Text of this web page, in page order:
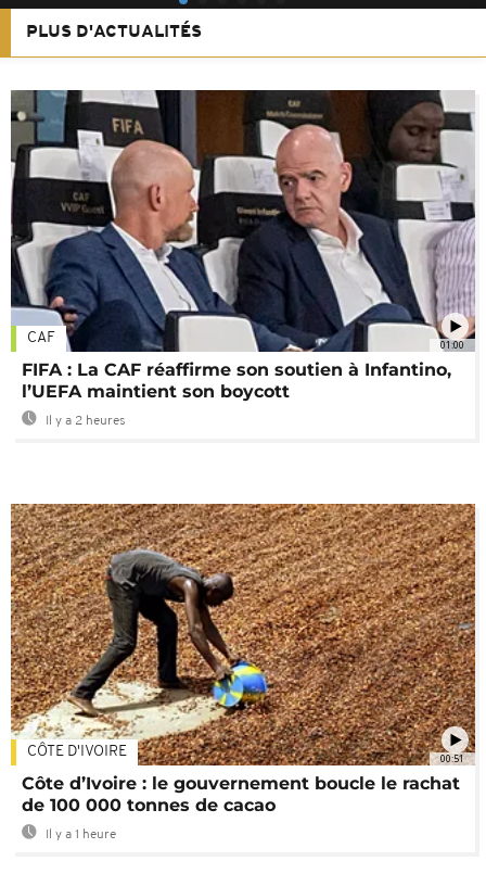
PLUS D'ACTUALITÉS
01:00
CAF
FIFA : La CAF réaffirme son soutien à Infantino,
l’UEFA maintient son boycott
Il y a 2 heures
00:51
CÔTE D'IVOIRE
Côte d’Ivoire : le gouvernement boucle le rachat
de 100 000 tonnes de cacao
Il y a 1 heure